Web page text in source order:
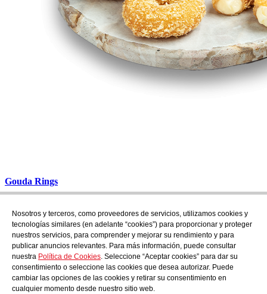
Nosotros y terceros, como proveedores de servicios, utilizamos cookies y
tecnologías similares (en adelante “cookies”) para proporcionar y proteger
nuestros servicios, para comprender y mejorar su rendimiento y para
publicar anuncios relevantes. Para más información, puede consultar
nuestra Política de Cookies. Seleccione “Aceptar cookies” para dar su
consentimiento o seleccione las cookies que desea autorizar. Puede
cambiar las opciones de las cookies y retirar su consentimiento en
cualquier momento desde nuestro sitio web.
Gouda Rings
Suscríbete
Descubre todo lo que se cuece en AudensFood.
He leído y acepto laPolitica de privacidad
NosotrosAudens news Productos Blog gastronómico Contacto
Trabaja con nosotros